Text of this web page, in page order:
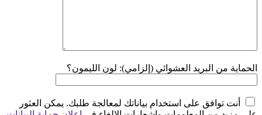
الحماية من البريد العشوائي (إلزامي): لون الليمون؟
أنت توافق على استخدام بياناتك لمعالجة طلبك. يمكن العثور